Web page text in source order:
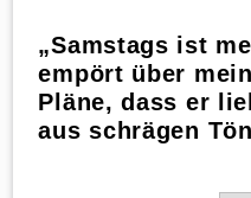
„Samstags ist
empört über
Pläne, dass er
aus schrägen